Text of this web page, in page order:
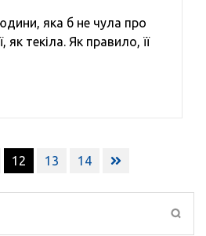
яка б не чула про
як текіла. Як правило, її
12 13 14